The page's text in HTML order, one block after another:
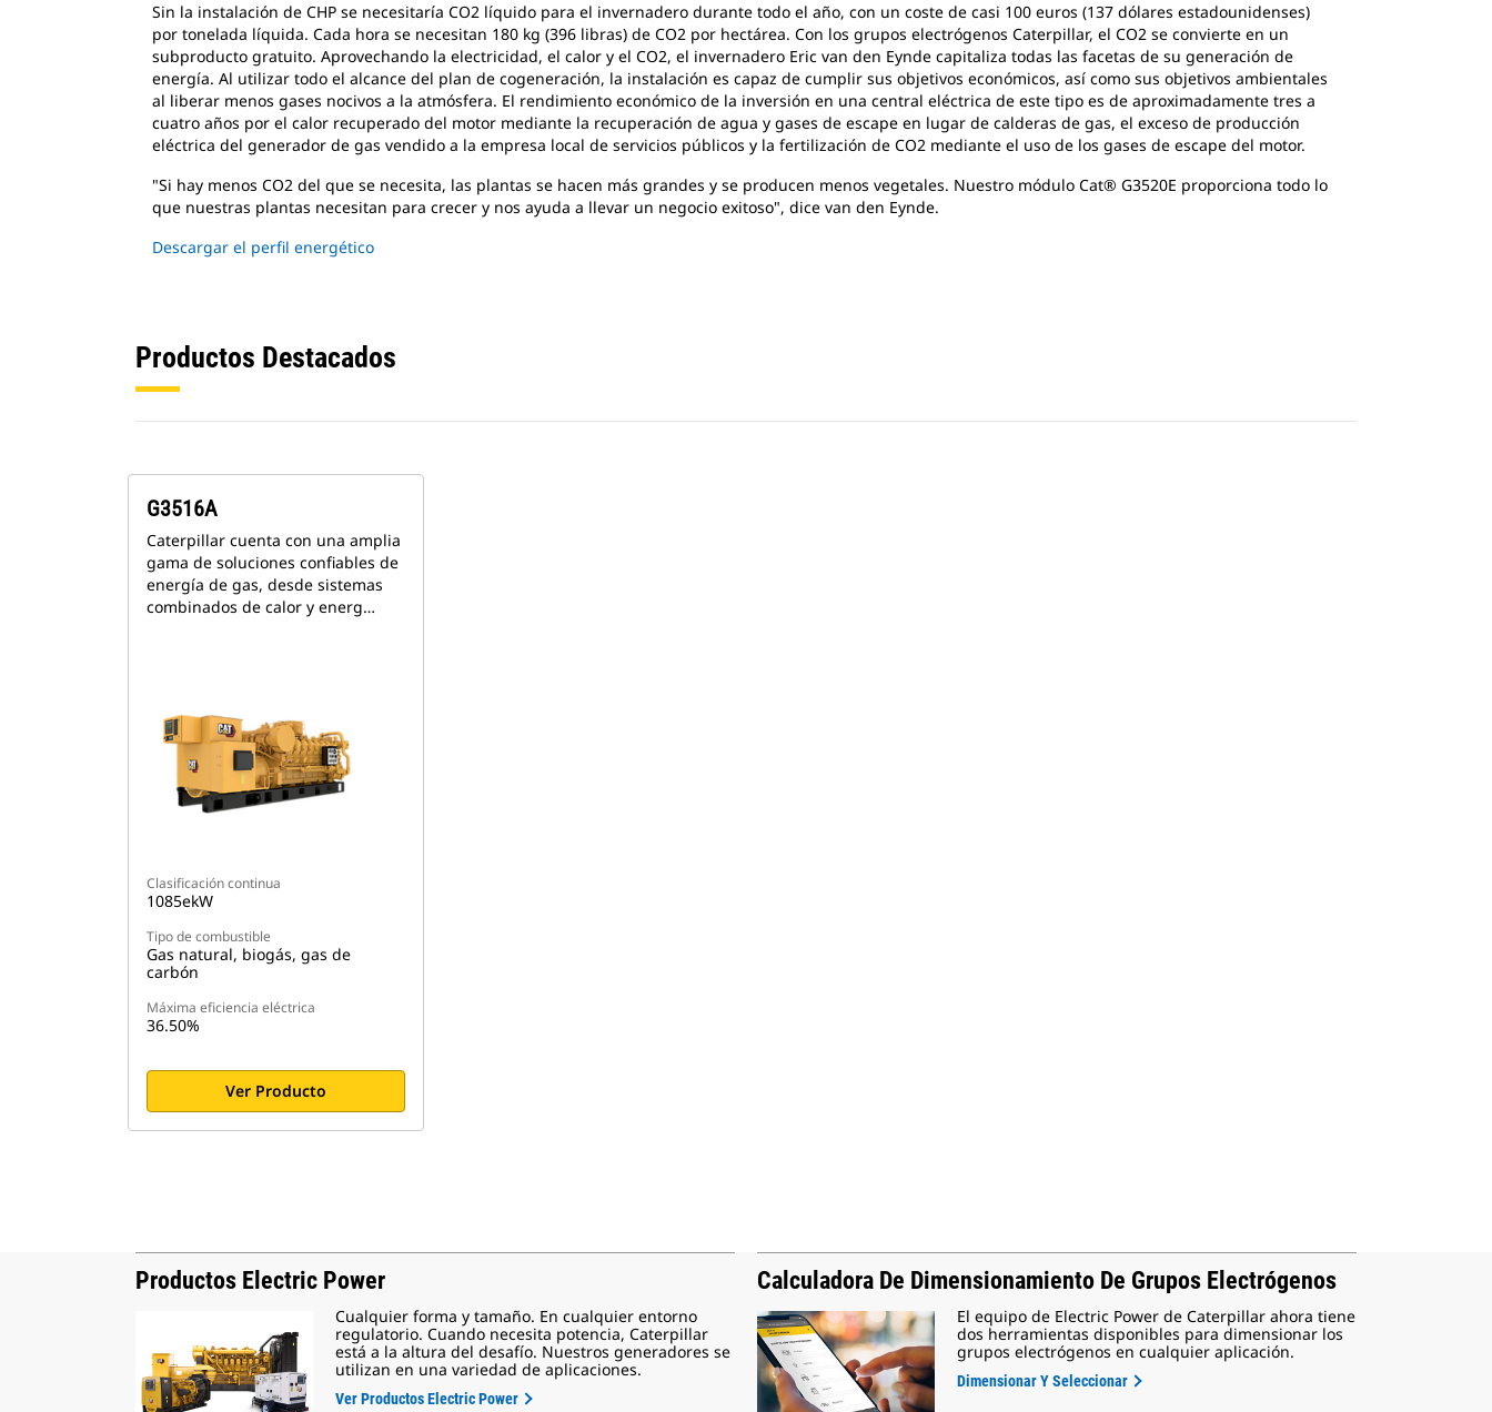
Sin la instalación de CHP se necesitaría CO2 líquido para el invernadero durante todo el año, con un coste de casi 100 euros (137 dólares estadounidenses)
por tonelada líquida. Cada hora se necesitan 180 kg (396 libras) de CO2 por hectárea. Con los grupos electrógenos Caterpillar, el CO2 se convierte en un
subproducto gratuito. Aprovechando la electricidad, el calor y el CO2, el invernadero Eric van den Eynde capitaliza todas las facetas de su generación de
energía. Al utilizar todo el alcance del plan de cogeneración, la instalación es capaz de cumplir sus objetivos económicos, así como sus objetivos ambientales
al liberar menos gases nocivos a la atmósfera. El rendimiento económico de la inversión en una central eléctrica de este tipo es de aproximadamente tres a
cuatro años por el calor recuperado del motor mediante la recuperación de agua y gases de escape en lugar de calderas de gas, el exceso de producción
eléctrica del generador de gas vendido a la empresa local de servicios públicos y la fertilización de CO2 mediante el uso de los gases de escape del motor.
"Si hay menos CO2 del que se necesita, las plantas se hacen más grandes y se producen menos vegetales. Nuestro módulo Cat® G3520E proporciona todo lo
que nuestras plantas necesitan para crecer y nos ayuda a llevar un negocio exitoso", dice van den Eynde.
Descargar el perfil energético
Productos Destacados
Clasificación continua
1085ekW
Tipo de combustible
Gas natural, biogás, gas de
carbón
Máxima eficiencia eléctrica
36.50%
G3516A
Caterpillar cuenta con una amplia
gama de soluciones confiables de
energía de gas, desde sistemas
combinados de calor y energ…
Ver Producto
Productos Electric Power
Cualquier forma y tamaño. En cualquier entorno
regulatorio. Cuando necesita potencia, Caterpillar
está a la altura del desafío. Nuestros generadores se
utilizan en una variedad de aplicaciones.
Ver Productos Electric Power
Calculadora De Dimensionamiento De Grupos Electrógenos
El equipo de Electric Power de Caterpillar ahora tiene
dos herramientas disponibles para dimensionar los
grupos electrógenos en cualquier aplicación.
Dimensionar Y Seleccionar